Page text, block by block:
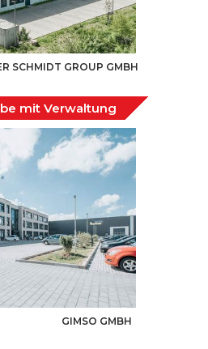
SCHMIDT GROUP GMBH
mit Verwaltung
GIMSO GMBH